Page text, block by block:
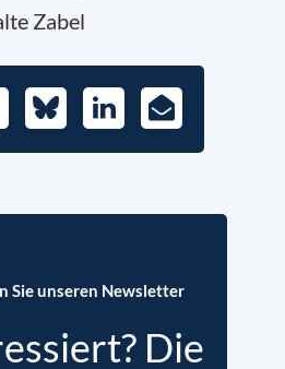
Zabel
BlueskyLinkedIn
E-
Mail
Sie unseren Newsletter
Die